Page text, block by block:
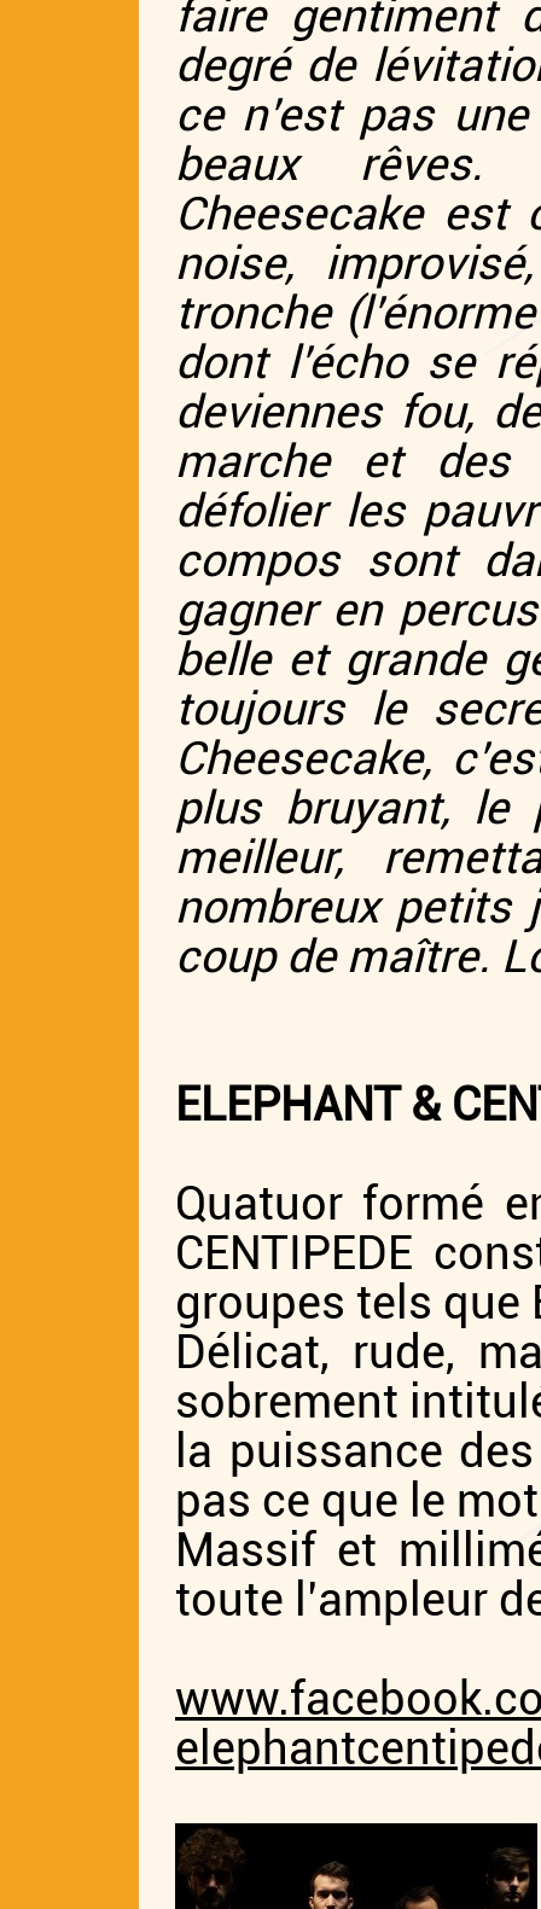
faire gentiment
degré de
ce n’est pas
beaux rêves.
Cheesecake est
noise,
tronche
dont l’écho se
deviennes fou,
marche et des
défolier les
compos sont
gagner en
belle et grande
toujours le
Cheesecake,
plus bruyant, le
meilleur,
nombreux petits
coup de maître.
ELEPHANT &
Quatuor formé
CENTIPEDE
groupes tels que
Délicat, rude,
sobrement
la puissance
pas ce que le
Massif et
toute l’ampleur